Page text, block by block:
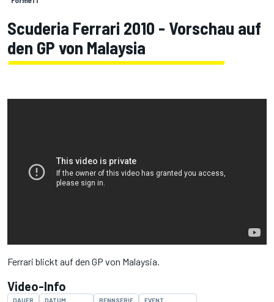
Scuderia Ferrari 2010 - Vorschau auf
den GP von Malaysia
Ferrari blickt auf den GP von Malaysia.
Video-Info
DAUER DATUM RENNSERIE EVENT